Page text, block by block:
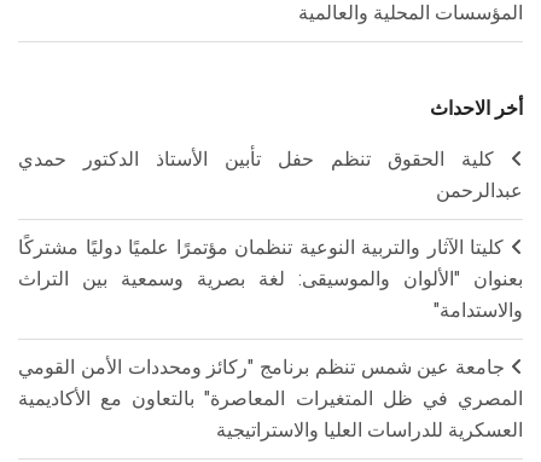
المؤسسات المحلية والعالمية
أخر الاحداث
كلية الحقوق تنظم حفل تأبين الأستاذ الدكتور حمدي
عبدالرحمن
كليتا الآثار والتربية النوعية تنظمان مؤتمرًا علميًا دوليًا مشتركًا
بعنوان "الألوان والموسيقى: لغة بصرية وسمعية بين التراث
والاستدامة"
جامعة عين شمس تنظم برنامج "ركائز ومحددات الأمن القومي
المصري في ظل المتغيرات المعاصرة" بالتعاون مع الأكاديمية
العسكرية للدراسات العليا والاستراتيجية